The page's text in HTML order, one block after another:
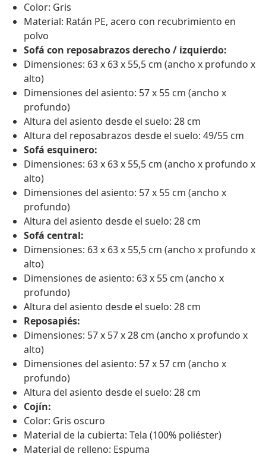
Color: Gris
Material: Ratán PE, acero con recubrimiento en
polvo
Sofá con reposabrazos derecho / izquierdo:
Dimensiones: 63 x 63 x 55,5 cm (ancho x profundo x
alto)
Dimensiones del asiento: 57 x 55 cm (ancho x
profundo)
Altura del asiento desde el suelo: 28 cm
Altura del reposabrazos desde el suelo: 49/55 cm
Sofá esquinero:
Dimensiones: 63 x 63 x 55,5 cm (ancho x profundo x
alto)
Dimensiones del asiento: 57 x 55 cm (ancho x
profundo)
Altura del asiento desde el suelo: 28 cm
Sofá central:
Dimensiones: 63 x 63 x 55,5 cm (ancho x profundo x
alto)
Dimensiones de asiento: 63 x 55 cm (ancho x
profundo)
Altura del asiento desde el suelo: 28 cm
Reposapiés:
Dimensiones: 57 x 57 x 28 cm (ancho x profundo x
alto)
Dimensiones del asiento: 57 x 57 cm (ancho x
profundo)
Altura del asiento desde el suelo: 28 cm
Cojín:
Color: Gris oscuro
Material de la cubierta: Tela (100% poliéster)
Material de relleno: Espuma